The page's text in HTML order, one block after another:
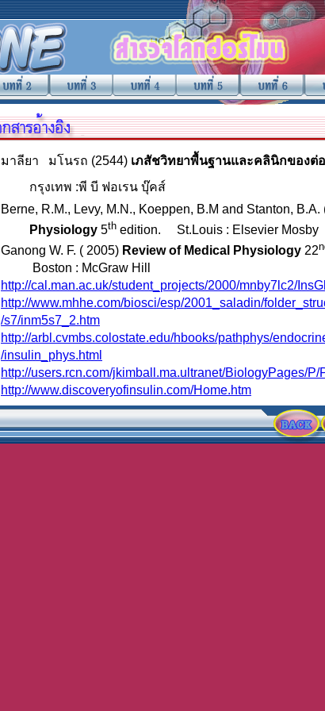
มาลียา มโนรถ (2544) เภสัชวิทยาพื้นฐานและคลินิกของต่
กรุงเทพ :พี บี ฟอเรน บุ๊คส์
Berne, R.M., Levy, M.N., Koeppen, B.M and Stanton, B.A.
Physiology 5th edition. St.Louis : Elsevier Mosby
Ganong W. F. ( 2005) Review of Medical Physiology 22
Boston : McGraw Hill
http://cal.man.ac.uk/student_projects/2000/mnby7lc2/
http://www.mhhe.com/biosci/esp/2001_saladin/
/s7/inm5s7_2.htm
http://arbl.cvmbs.colostate.edu/hbooks/pathphys/
/insulin_phys.html
http://users.rcn.com/jkimball.ma.ultranet/BiologyPages/P/
http://www.discoveryofinsulin.com/Home.htm